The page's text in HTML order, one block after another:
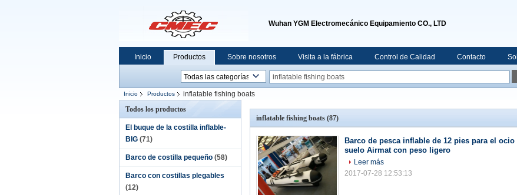
Wuhan YGM Electromecánico Equipamiento CO., LTD
Inicio Productos Sobre nosotros Visita a la fábrica Control de Calidad Contacto
Inicio Productos
inflatable fishing boats
Todos los productos
El buque de la costilla inflable-
BIG (71)
Barco de costilla pequeño (58)
Barco con costillas plegables
(12)
inflatable fishing boats (87)
Barco de pesca inflable de 12 pies para el ocio
suelo Airmat con peso ligero
Leer más
2017-07-28 12:53:13